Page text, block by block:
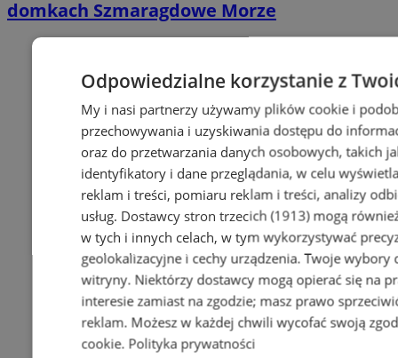
domkach Szmaragdowe Morze
Odpowiedzialne korzystanie z
My i nasi partnerzy używamy plików cookie i
przechowywania i uzyskiwania dostępu do
oraz do przetwarzania danych osobowych, takich
identyfikatory i dane przeglądania, w celu
reklam i treści, pomiaru reklam i treści, analizy
usług. Dostawcy stron trzecich (1913)mogą
w tych i innych celach, w tym wykorzystywać
geolokalizacyjne i cechy urządzenia. Twoje wybory
witryny. Niektórzy dostawcy mogą opierać się na
interesie zamiast na zgodzie; masz prawo
reklam. Możesz w każdej chwili wycofać swoją
cookie. Polityka prywatności